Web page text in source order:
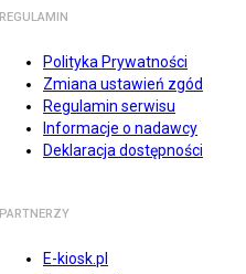
REGULAMIN
Polityka Prywatności
Zmiana ustawień zgód
Regulamin serwisu
Informacje o nadawcy
Deklaracja dostępności
PARTNERZY
E-kiosk.pl